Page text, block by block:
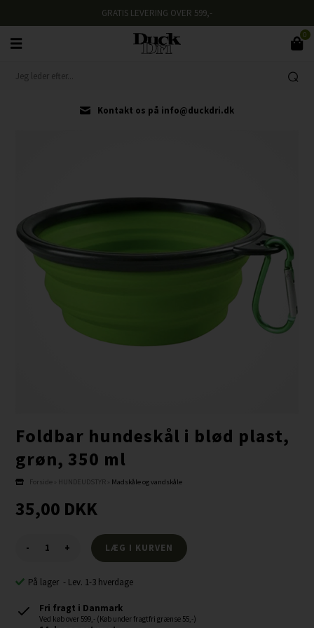
GRATIS LEVERING OVER 599,-
0
Kontakt os på info@duckdri.dk
Foldbar hundeskål i blød plast,
grøn, 350 ml
Forside HUNDEUDSTYR Madskåle og vandskåle
35,00 DKK
- +
På lager - Lev. 1-3 hverdage
Fri fragt i Danmark
Ved køb over 599,- (Køb under fragtfri grænse 55,-)